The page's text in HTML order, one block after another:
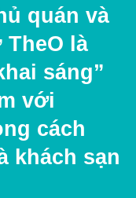
quán và
là
sáng”
với
cách
khách sạn